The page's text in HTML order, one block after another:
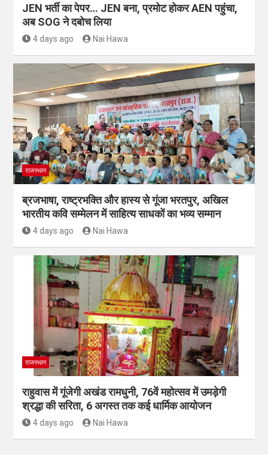
JEN भर्ती का पेपर… JEN बना, प्रमोट होकर AEN पहुंचा,
अब SOG ने दबोच लिया
4 days ago Nai Hawa
राजस्थान
ब्रजभाषा, राष्ट्रभक्ति और हास्य से गूंजा भरतपुर, अखिल
भारतीय कवि सम्मेलन में साहित्य साधकों का भव्य सम्मान
4 days ago Nai Hawa
राजस्थान
राहुवास में गूंजेगी अखंड रामधुनी, 76वें महोत्सव में उमड़ेगी
श्रद्धा की सरिता, 6 अगस्त तक कई धार्मिक आयोजन
4 days ago Nai Hawa